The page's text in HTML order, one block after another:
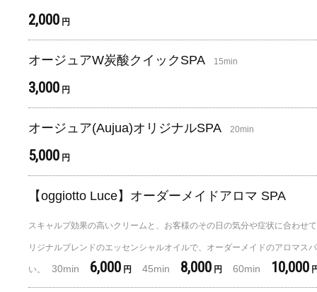
2,000 円
オージュアW炭酸クイックSPA 15min
3,000 円
オージュア(Aujua)オリジナルSPA 20min
5,000 円
【oggiotto Luce】オーダーメイドアロマ SPA
スキャルプ効果の高いクリームと、お客様のその日の気分や症状に合わせ
リジナルブレンドのエッセンシャルオイルで、オーダーメイドのアロマス
い。 30min 6,000 円 45min 8,000 円 60min 10,000